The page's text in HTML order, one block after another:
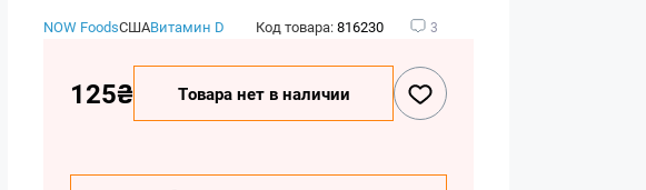
NOW FoodsСШАВитамин D Код товара:816230 3
125₴ Товара нет в наличии